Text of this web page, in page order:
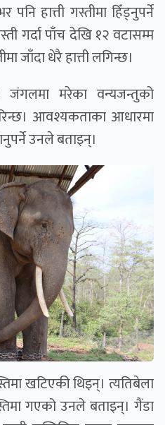
हात्ती गस्तीमा हिँड्नुपर्ने
गर्दा पाँच देखि १२ वटासम्म
जाँदा धेरै हात्ती लगिन्छ।
जंगलमा मरेका वन्यजन्तुको
आवश्यकताका आधारमा
उनले बताइन्।
खटिएकी थिइन्। त्यतिबेला
गएको उनले बताइन्। गैंडा